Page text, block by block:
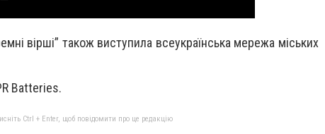
вірші” також виступила всеукраїнська мережа міських
Batteries.
Ctrl + Enter, щоб повідомити про це редакцію